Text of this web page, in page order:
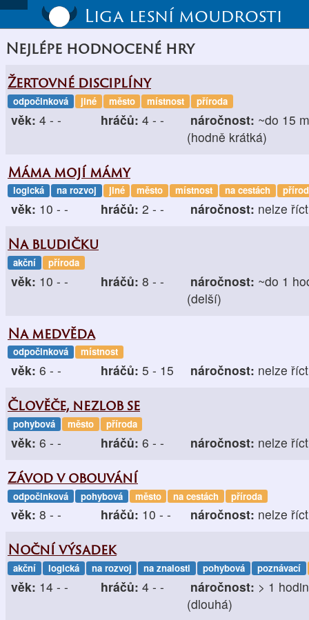
Liga lesní moudrosti
Nejlépe hodnocené hry
Žertovné disciplíny
odpočinková jiné město místnost příroda
věk: 4 - - hráčů: 4 - - náročnost: ~do 15
(hodně krátká)
Máma mojí mámy
logická na rozvoj jiné město místnost na cestách
věk: 10 - - hráčů: 2 - - náročnost: nelze říct
Na bludičku
akční příroda
věk: 10 - - hráčů: 8 - - náročnost: ~do 1
(delší)
Na medvěda
odpočinková místnost
věk: 6 - - hráčů: 5 - 15 náročnost: nelze říct
Člověče, nezlob se
pohybová město příroda
věk: 6 - - hráčů: 6 - - náročnost: nelze říct
Závod v obouvání
odpočinková pohybová město na cestách příroda
věk: 8 - - hráčů: 10 - - náročnost: nelze říct
Noční výsadek
akční logická na rozvoj na znalosti pohybová poznávací
věk: 14 - - hráčů: 4 - - náročnost: > 1
(dlouhá)